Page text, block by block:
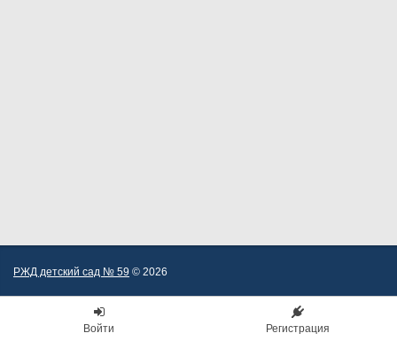
РЖД детский сад № 59 © 2026
Войти Регистрация